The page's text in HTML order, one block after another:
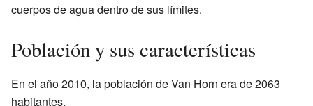
cuerpos de agua dentro de sus límites.
Población y sus características
En el año 2010, la población de Van Horn era de 2063
habitantes.